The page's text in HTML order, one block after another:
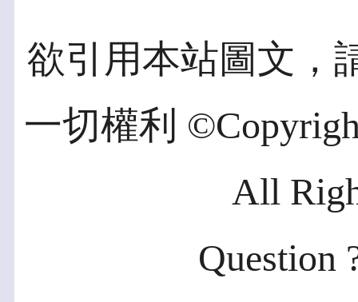
欲引用本站圖文，
一切權利
All
Question